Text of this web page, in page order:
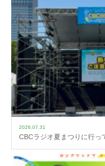
2026.07.31
CBCラジオ夏まつりに行っ